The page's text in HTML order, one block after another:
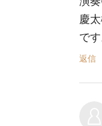
慶
です
返信